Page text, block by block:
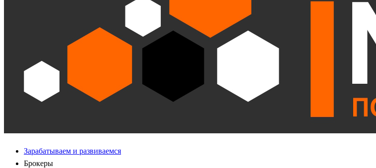
Зарабатываем и развиваемся
Брокеры